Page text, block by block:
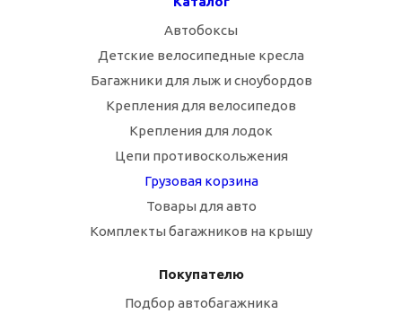
Автобоксы
Детские велосипедные кресла
Багажники для лыж и сноубордов
Крепления для велосипедов
Крепления для лодок
Цепи противоскольжения
Грузовая корзина
Товары для авто
Комплекты багажников на крышу
Покупателю
Подбор автобагажника